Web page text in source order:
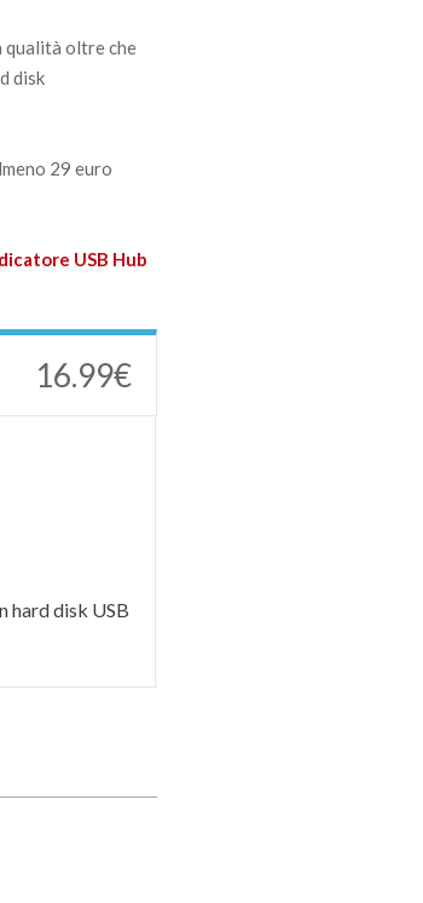
qualità oltre che
disk
29 euro
USB Hub
16.99€
hard disk USB